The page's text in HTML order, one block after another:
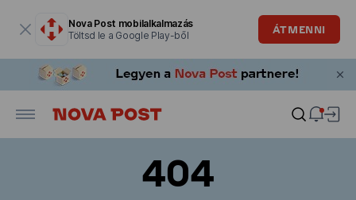
Nova Post mobilalkalmazás
Töltsd le a Google Play-ből
ÁTMENNI
404